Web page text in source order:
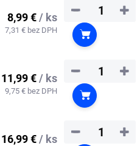
8,99 €/ ks
7,31 € bez DPH
+
−
Do košíka
11,99 €/ ks
9,75 € bez DPH
+
−
Do košíka
16,99 €/ ks +
−